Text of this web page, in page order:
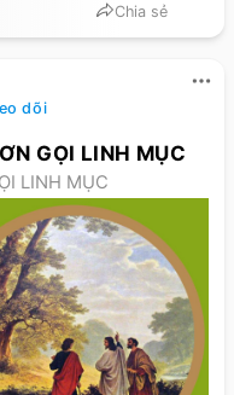
Chia sẻ
dõi
GỌI LINH MỤC
LINH MỤC